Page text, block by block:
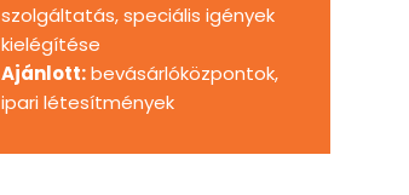
szolgáltatás, speciális igények
kielégítése
Ajánlott:bevásárlóközpontok,
ipari létesítmények